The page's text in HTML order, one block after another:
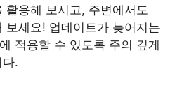
활용해 보시고, 주변에서도
보세요! 업데이트가 늦어지는
적용할 수 있도록 주의 깊게
.